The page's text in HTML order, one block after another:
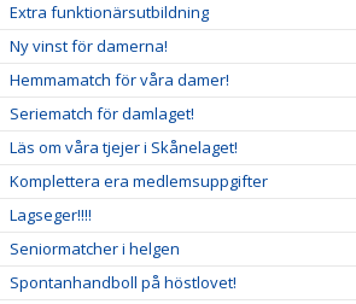
Extra funktionärsutbildning
Ny vinst för damerna!
Hemmamatch för våra damer!
Seriematch för damlaget!
Läs om våra tjejer i Skånelaget!
Komplettera era medlemsuppgifter
Lagseger!!!!
Seniormatcher i helgen
Spontanhandboll på höstlovet!